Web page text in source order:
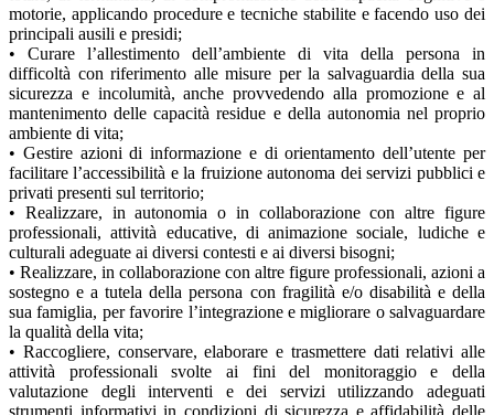
motorie, applicando procedure e tecniche stabilite e facendo uso dei
principali ausili e presidi;
• Curare l’allestimento dell’ambiente di vita della persona in
difficoltà con riferimento alle misure per la salvaguardia della sua
sicurezza e incolumità, anche provvedendo alla promozione e al
mantenimento delle capacità residue e della autonomia nel proprio
ambiente di vita;
• Gestire azioni di informazione e di orientamento dell’utente per
facilitare l’accessibilità e la fruizione autonoma dei servizi pubblici e
privati presenti sul territorio;
• Realizzare, in autonomia o in collaborazione con altre figure
professionali, attività educative, di animazione sociale, ludiche e
culturali adeguate ai diversi contesti e ai diversi bisogni;
• Realizzare, in collaborazione con altre figure professionali, azioni a
sostegno e a tutela della persona con fragilità e/o disabilità e della
sua famiglia, per favorire l’integrazione e migliorare o salvaguardare
la qualità della vita;
• Raccogliere, conservare, elaborare e trasmettere dati relativi alle
attività professionali svolte ai fini del monitoraggio e della
valutazione degli interventi e dei servizi utilizzando adeguati